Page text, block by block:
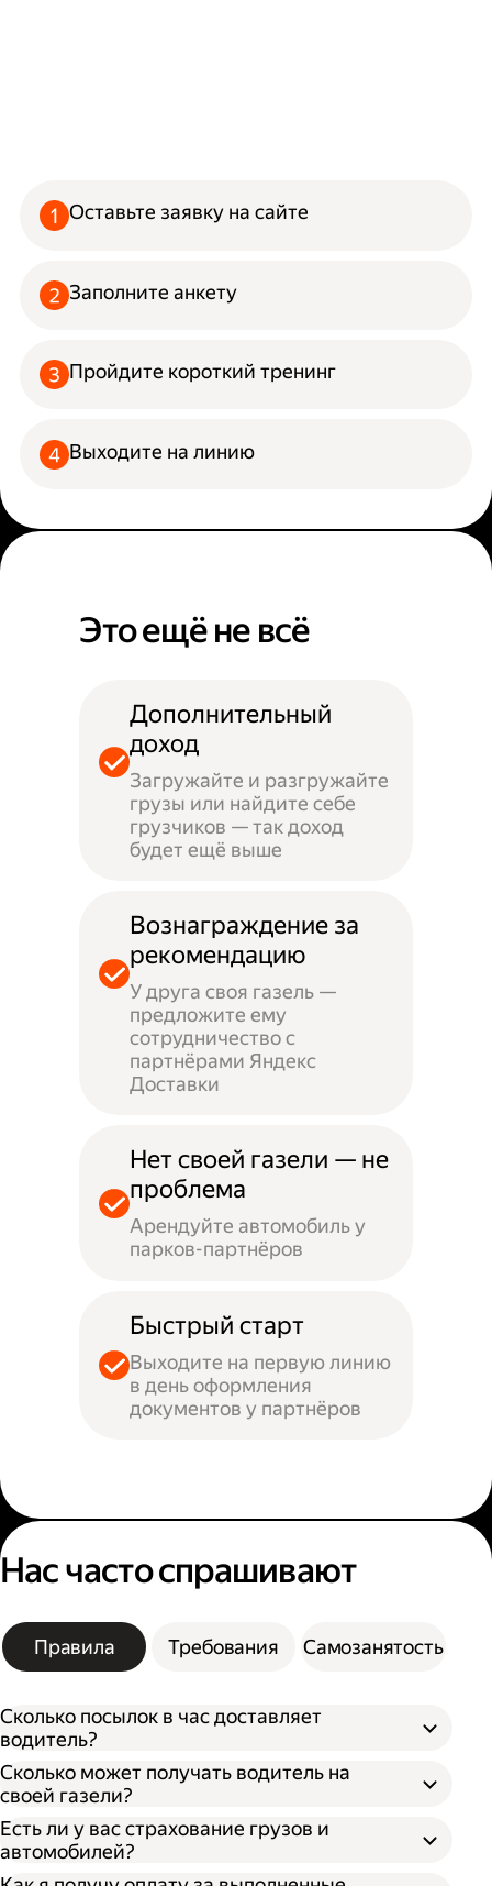
Оставьте заявку на сайте
Заполните анкету
Пройдите короткий тренинг
Выходите на линию
Это ещё не всё
Дополнительный
доход
Загружайте и разгружайте
грузы или найдите себе
грузчиков — так доход
будет ещё выше
Вознаграждение за
рекомендацию
У друга своя газель —
предложите ему
сотрудничество с
партнёрами Яндекс
Доставки
Нет своей газели — не
проблема
Арендуйте автомобиль у
парков-партнёров
Быстрый старт
Выходите на первую линию
в день оформления
документов у партнёров
Нас часто спрашивают
Правила Требования Самозанятость
Сколько посылок в час доставляет
водитель?
Сколько может получать водитель на
своей газели?
Есть ли у вас страхование грузов и
автомобилей?